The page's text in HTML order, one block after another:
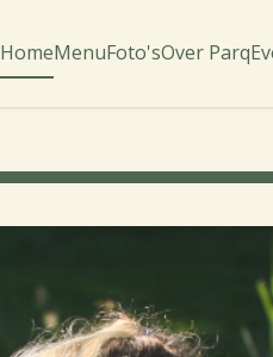
HomeMenuFoto'sOver Parq